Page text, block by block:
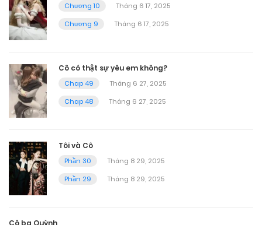
Chương 10
Tháng 6 17, 2025
Chương 9
Tháng 6 17, 2025
Cô có thật sự yêu em không?
Chap 49
Tháng 6 27, 2025
Chap 48
Tháng 6 27, 2025
Tôi và Cô
Phần 30
Tháng 8 29, 2025
Phần 29
Tháng 8 29, 2025
Cô ba Quỳnh